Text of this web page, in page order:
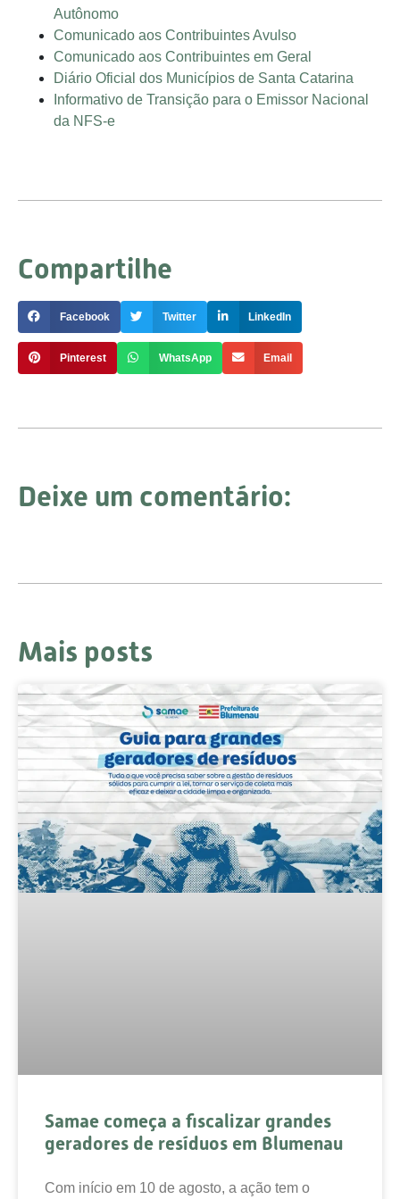
Autônomo
Comunicado aos Contribuintes Avulso
Comunicado aos Contribuintes em Geral
Diário Oficial dos Municípios de Santa Catarina
Informativo de Transição para o Emissor Nacional
da NFS-e
Compartilhe
Facebook Twitter LinkedIn
Pinterest WhatsApp Email
Deixe um comentário:
Mais posts
Samae começa a fiscalizar grandes
geradores de resíduos em Blumenau
Com início em 10 de agosto, a ação tem o